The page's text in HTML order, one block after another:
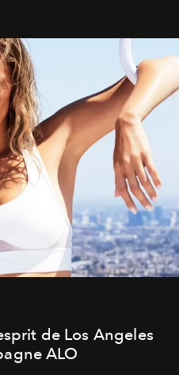
de Los Angeles
ALO